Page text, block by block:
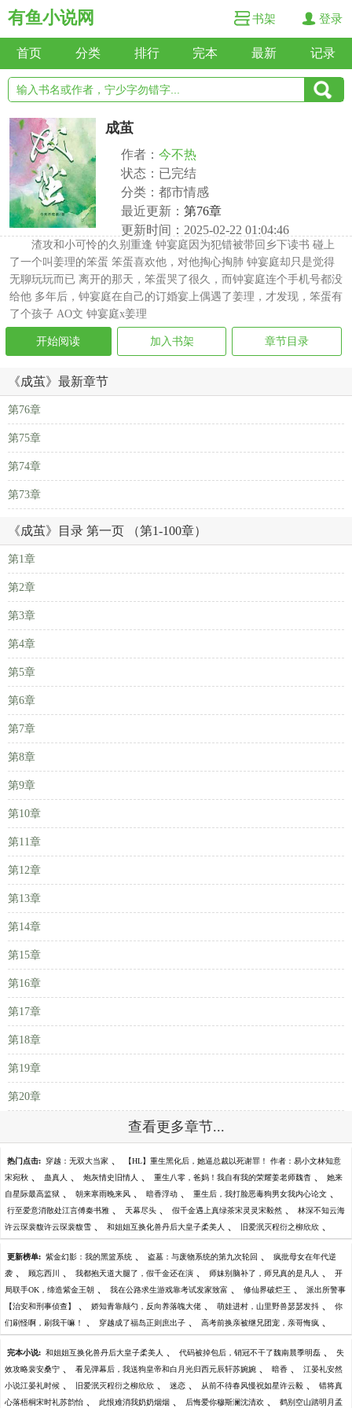
有鱼小说网 书架 登录
首页 分类 排行 完本 最新 记录
成茧
作者： 今不热
状态：已完结
分类：都市情感
最近更新： 第76章
更新时间：2025-02-22 01:04:46
渣攻和小可怜的久别重逢 钟宴庭因为犯错被带回乡下读书 碰上
了一个叫姜理的笨蛋 笨蛋喜欢他，对他掏心掏肺 钟宴庭却只是觉得
无聊玩玩而已 离开的那天，笨蛋哭了很久，而钟宴庭连个手机号都没
给他 多年后，钟宴庭在自己的订婚宴上偶遇了姜理，才发现，笨蛋有
了个孩子 AO文 钟宴庭x姜理
开始阅读 加入书架 章节目录
《成茧》最新章节
第76章
第75章
第74章
第73章
《成茧》目录 第一页 （第1-100章）
第1章
第2章
第3章
第4章
第5章
第6章
第7章
第8章
第9章
第10章
第11章
第12章
第13章
第14章
第15章
第16章
第17章
第18章
第19章
第20章
查看更多章节...
热门点击: 穿越：无双大当家 、 【HL】重生黑化后，她逼总裁以死谢罪！ 作者：易小文林知意
宋宛秋 、 蛊真人 、 炮灰情史旧情人 、 重生八零，爸妈！我自有我的荣耀姜老师魏杳 、 她来
自星际最高监狱 、 朝来寒雨晚来风 、 暗香浮动 、 重生后，我打脸恶毒狗男女我内心论文 、
行至爱意消散处江言傅秦书雅 、 天幕尽头 、 假千金遇上真绿茶宋灵灵宋毅然 、 林深不知云海
许云琛裴馥许云琛裴馥雪 、 和姐姐互换化兽丹后大皇子柔美人 、 旧爱泯灭程衍之柳欣欣 、
更新榜单: 紫金幻影：我的黑篮系统 、 盗墓：与废物系统的第九次轮回 、 疯批母女在年代逆
袭 、 顾忘西川 、 我都抱天道大腿了，假千金还在演 、 师妹别脑补了，师兄真的是凡人 、 开
局联手OK，缔造紫金王朝 、 我在公路求生游戏靠考试发家致富 、 修仙界破烂王 、 派出所警事
【治安和刑事侦查】 、 娇知青靠颠勺，反向养落魄大佬 、 萌娃进村，山里野兽瑟瑟发抖 、 你
们刷怪啊，刷我干嘛！ 、 穿越成了福岛正则庶出子 、 高考前换亲被继兄团宠，亲哥悔疯 、
完本小说: 和姐姐互换化兽丹后大皇子柔美人 、 代码被掉包后，销冠不干了魏南晨季明磊 、 失
效攻略裴安桑宁 、 看见弹幕后，我送狗皇帝和白月光归西元辰轩苏婉婉 、 暗香 、 江晏礼安然
小说江晏礼时候 、 旧爱泯灭程衍之柳欣欣 、 迷恋 、 从前不待春风慢祝如星许云毅 、 错将真
心落梧桐宋时礼苏韵怡 、 此恨难消我奶奶烟烟 、 后悔爱你穆斯澜沈清欢 、 鹤别空山踏明月孟